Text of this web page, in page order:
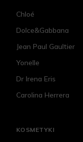
Chloé
Dolce&Gabbana
Jean Paul Gaultier
Yonelle
Dr Irena Eris
Carolina Herrera
KOSMETYKI